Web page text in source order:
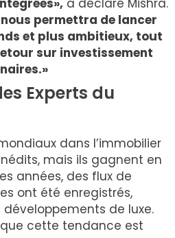
a déclaré Mishra.
permettra de lancer
et plus ambitieux, tout
sur investissement
Experts du
dans l’immobilier
mais ils gagnent en
années, des flux de
ont été enregistrés,
de luxe.
cette tendance est